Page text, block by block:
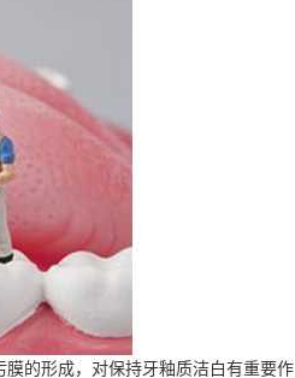
的形成，对保持牙釉质洁白有重要作